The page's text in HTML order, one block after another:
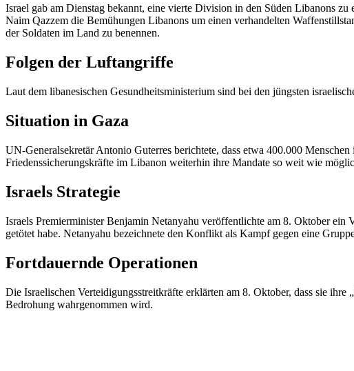
Israel gab am Dienstag bekannt, eine vierte Division in den Süden Libanons
Naim Qazzem die Bemühungen Libanons um einen verhandelten
der Soldaten im Land zu benennen.
Folgen der Luftangriffe
Laut dem libanesischen Gesundheitsministerium sind bei den jüngsten
Situation in Gaza
UN-Generalsekretär Antonio Guterres berichtete, dass etwa 400.000
Friedenssicherungskräfte im Libanon weiterhin ihre Mandate so weit wie
Israels Strategie
Israels Premierminister Benjamin Netanyahu veröffentlichte am 8. Oktober ein
getötet habe. Netanyahu bezeichnete den Konflikt als Kampf gegen eine
Fortdauernde Operationen
Die Israelischen Verteidigungsstreitkräfte erklärten am 8. Oktober, dass sie
Bedrohung wahrgenommen wird.